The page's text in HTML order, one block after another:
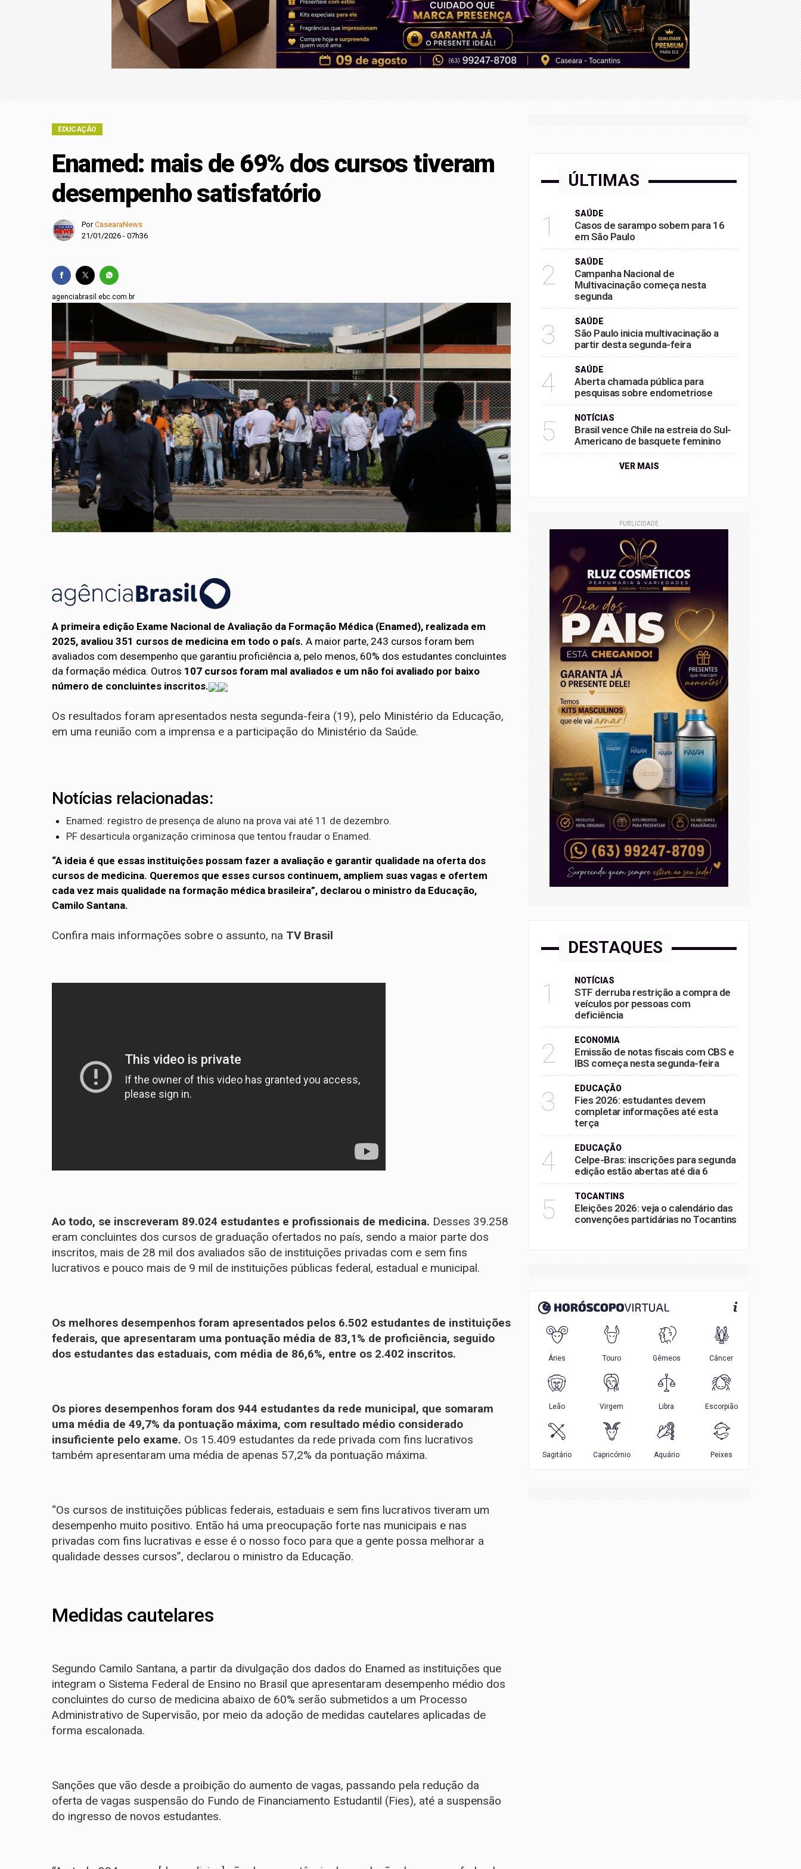
Fachin: críticas não fragilizam STF, mas fortalecem democracia
Casos de sarampo sobem para 16 em São Paulo
Campanha Nacional de Multivacinação começa nesta segunda
EDUCAÇÃO
Enamed: mais de 69% dos cursos tiveram
desempenho satisfatório
PorCasearaNews
21/01/2026 - 07h36
agenciabrasil.ebc.com.br
A primeira edição Exame Nacional de Avaliação da Formação Médica (Enamed), realizada em
2025, avaliou 351 cursos de medicina em todo o país. A maior parte, 243 cursos foram bem
avaliados com desempenho que garantiu proficiência a, pelo menos, 60% dos estudantes concluintes
da formação médica. Outros 107 cursos foram mal avaliados e um não foi avaliado por baixo
número de concluintes inscritos.
Os resultados foram apresentados nesta segunda-feira (19), pelo Ministério da Educação,
em uma reunião com a imprensa e a participação do Ministério da Saúde.
Notícias relacionadas:
Enamed: registro de presença de aluno na prova vai até 11 de dezembro.
PF desarticula organização criminosa que tentou fraudar o Enamed.
“A ideia é que essas instituições possam fazer a avaliação e garantir qualidade na oferta dos
cursos de medicina. Queremos que esses cursos continuem, ampliem suas vagas e ofertem
cada vez mais qualidade na formação médica brasileira”, declarou o ministro da Educação,
Camilo Santana.
Confira mais informações sobre o assunto, na TV Brasil
Ao todo, se inscreveram 89.024 estudantes e profissionais de medicina. Desses 39.258
eram concluintes dos cursos de graduação ofertados no país, sendo a maior parte dos
inscritos, mais de 28 mil dos avaliados são de instituições privadas com e sem fins
lucrativos e pouco mais de 9 mil de instituições públicas federal, estadual e municipal.
Os melhores desempenhos foram apresentados pelos 6.502 estudantes de instituições
federais, que apresentaram uma pontuação média de 83,1% de proficiência, seguido
dos estudantes das estaduais, com média de 86,6%, entre os 2.402 inscritos.
Os piores desempenhos foram dos 944 estudantes da rede municipal, que somaram
uma média de 49,7% da pontuação máxima, com resultado médio considerado
insuficiente pelo exame. Os 15.409 estudantes da rede privada com fins lucrativos
também apresentaram uma média de apenas 57,2% da pontuação máxima.
“Os cursos de instituições públicas federais, estaduais e sem fins lucrativos tiveram um
desempenho muito positivo. Então há uma preocupação forte nas municipais e nas
privadas com fins lucrativas e esse é o nosso foco para que a gente possa melhorar a
qualidade desses cursos”, declarou o ministro da Educação.
Medidas cautelares
Segundo Camilo Santana, a partir da divulgação dos dados do Enamed as instituições que
integram o Sistema Federal de Ensino no Brasil que apresentaram desempenho médio dos
concluintes do curso de medicina abaixo de 60% serão submetidos a um Processo
Administrativo de Supervisão, por meio da adoção de medidas cautelares aplicadas de
forma escalonada.
Sanções que vão desde a proibição do aumento de vagas, passando pela redução da
oferta de vagas suspensão do Fundo de Financiamento Estudantil (Fies), até a suspensão
do ingresso de novos estudantes.
ÚLTIMAS
1 SAÚDE
Casos de sarampo sobem para 16
em São Paulo
2 SAÚDE
Campanha Nacional de
Multivacinação começa nesta
segunda
3 SAÚDE
São Paulo inicia multivacinação a
partir desta segunda-feira
4 SAÚDE
Aberta chamada pública para
pesquisas sobre endometriose
5 NOTÍCIAS
Brasil vence Chile na estreia do Sul-
Americano de basquete feminino
VER MAIS
PUBLICIDADE
DESTAQUES
1 NOTÍCIAS
STF derruba restrição a compra de
veículos por pessoas com
deficiência
2 ECONOMIA
Emissão de notas fiscais com CBS e
IBS começa nesta segunda-feira
3 EDUCAÇÃO
Fies 2026: estudantes devem
completar informações até esta
terça
4 EDUCAÇÃO
Celpe-Bras: inscrições para segunda
edição estão abertas até dia 6
5 TOCANTINS
Eleições 2026: veja o calendário das
convenções partidárias no Tocantins